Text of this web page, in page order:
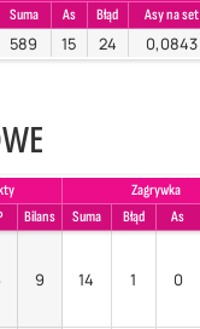
Suma As Błąd Asy na set
589 15 24 0,0843
Zagrywka
Bilans Suma Błąd As
9 14 1 0